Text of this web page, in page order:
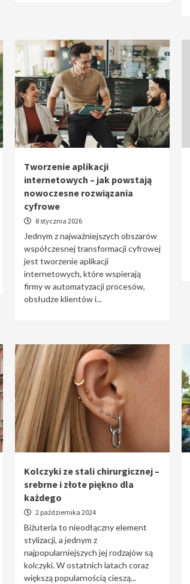
Tworzenie aplikacji
internetowych – jak powstają
nowoczesne rozwiązania
cyfrowe
8 stycznia 2026
Jednym z najważniejszych obszarów
współczesnej transformacji cyfrowej
jest tworzenie aplikacji
internetowych, które wspierają
firmy w automatyzacji procesów,
obsłudze klientów i...
Kolczyki ze stali chirurgicznej –
srebrne i złote piękno dla
każdego
2 października 2024
Biżuteria to nieodłączny element
stylizacji, a jednym z
najpopularniejszych jej rodzajów są
kolczyki. W ostatnich latach coraz
większą popularnością cieszą...